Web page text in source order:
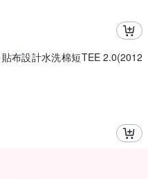
布設計水洗棉短TEE 2.0(2012